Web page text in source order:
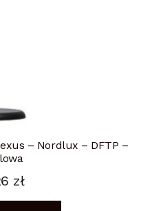
– Nordlux – DFTP –
zł